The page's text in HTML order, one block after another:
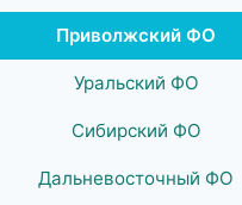
Приволжский ФО
Уральский ФО
Сибирский ФО
Дальневосточный ФО